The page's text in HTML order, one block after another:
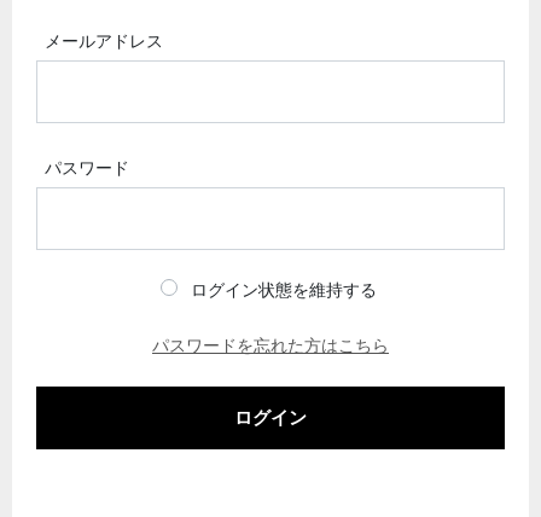
メールアドレス
パスワード
ログイン状態を維持する
パスワードを忘れた方はこちら
ログイン